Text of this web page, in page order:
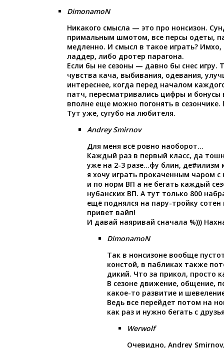
DimonamoN
Никакого смысла — это про нонсизон.
примальным шмотом, все персы одеты,
медленно. И смысл в такое играть? Имхо,
ладдер, либо дротер парагона.
Если бы не сезоны — давно бы снес игру.
чувства кача, выбивания, одевания,
интереснее, когда перед началом
патч, пересматривались цифры и бонусы
вполне еще можно погонять в сезончике.
Тут уже, сугубо на любителя.
Andrey Smirnov
Для меня всё ровно наоборот…
Каждый раз в первый класс, да
уже на 2-3 разе…фу блин, де#илизм
я хочу играть прокаченным чаром
и по норм ВП а не бегать каждый
нубанских ВП. А тут только 800
ещё поднялся на пару-тройку
привет вайп!
И давай наяривай сначала %)))
DimonamoN
Так в нонсизоне вообще
констой, в пабликах также
дикий. Что за прикол, просто
В сезоне движение, общение,
какое-то развитие и
Ведь все перейдет потом на
как раз и нужно бегать с
Werwolf
Очевидно, Andrey